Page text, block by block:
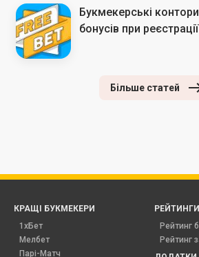
Букмекерські
бонусів при
Більше статей
КРАЩІ БУКМЕКЕРИ
1хБет
Мелбет
Парі-Матч
РЕЙТИНГИ
Рейтинг
Рейтинг